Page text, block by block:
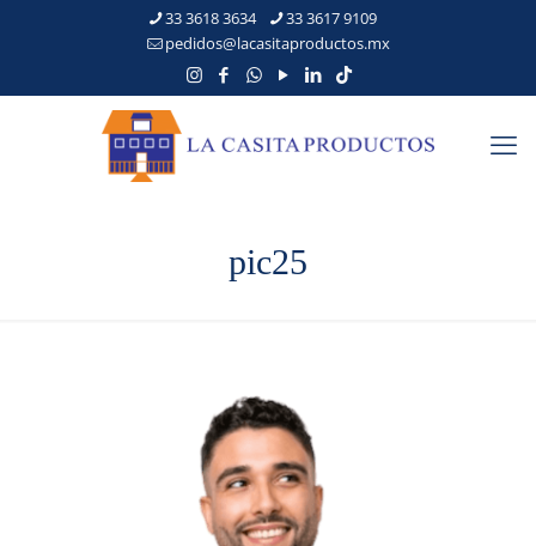
33 3618 3634
33 3617 9109
pedidos@lacasitaproductos.mx
pic25